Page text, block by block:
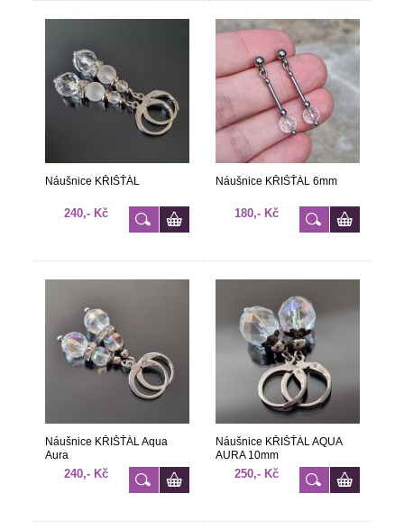
Náušnice KŘIŠŤÁL
240,- Kč
Náušnice KŘIŠŤÁL 6mm
180,- Kč
Náušnice KŘIŠŤÁL Aqua
Aura
240,- Kč
Náušnice KŘIŠŤÁL AQUA
AURA 10mm
250,- Kč